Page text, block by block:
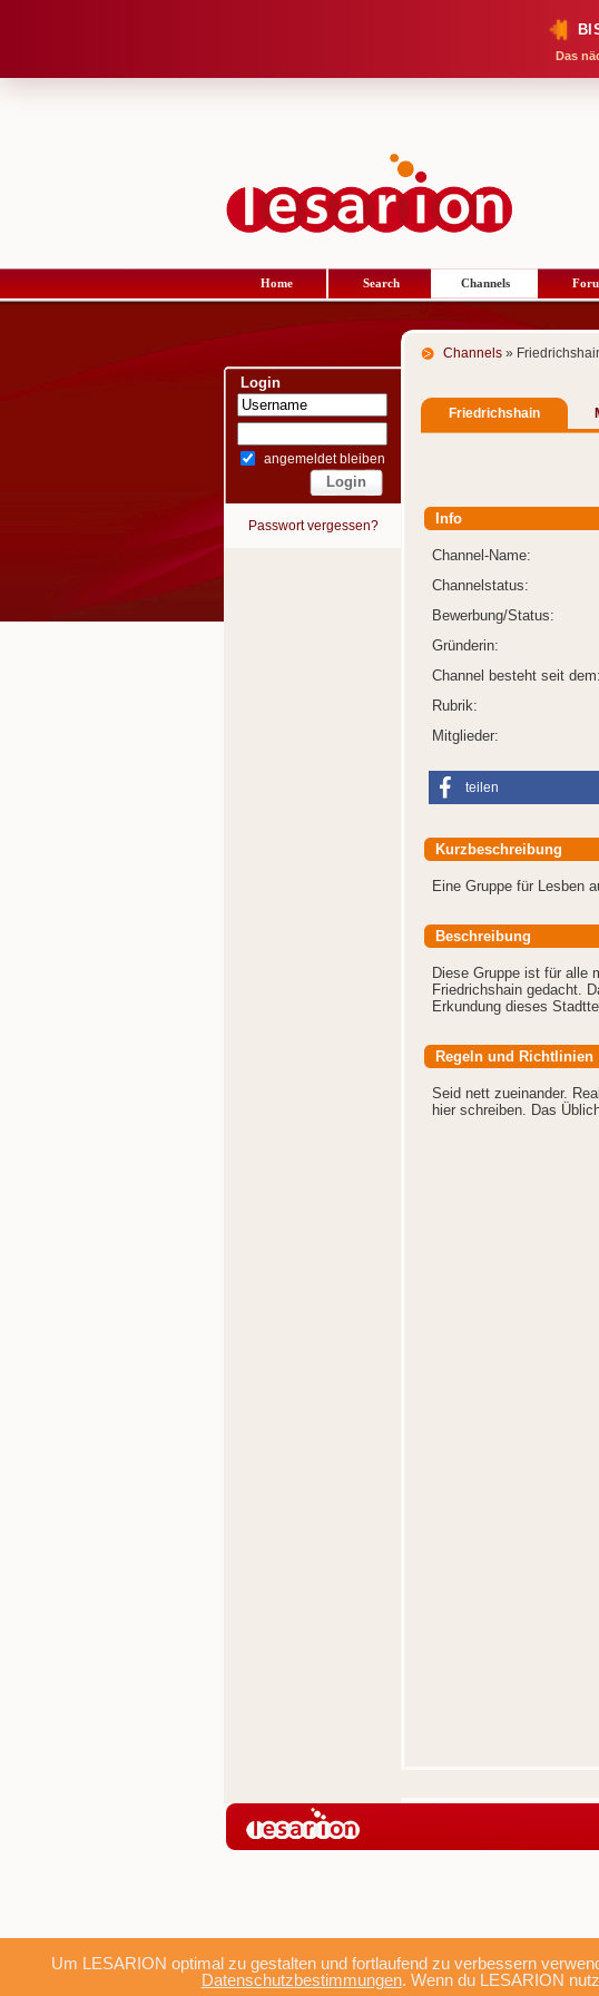
Das
Um LESARION optimal zu gestalten und fortlaufend zu verbessern
Datenschutzbestimmungen. Wenn du LESARION
Home Search Channels
Login
angemeldet bleiben
Passwort vergessen?
Channels »
Friedrichshain
Info
Channel-Name:
Channelstatus:
Bewerbung/Status:
Gründerin:
Channel besteht seit dem:
Rubrik:
Mitglieder:
teilen
Kurzbeschreibung
Eine Gruppe für Lesben
Beschreibung
Diese Gruppe ist für alle
Friedrichshain gedacht.
Erkundung dieses
Regeln und Richtlinien
Seid nett zueinander.
hier schreiben. Das